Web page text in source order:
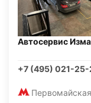
Автосервис
+7 (495) 021-25-
Первомайская